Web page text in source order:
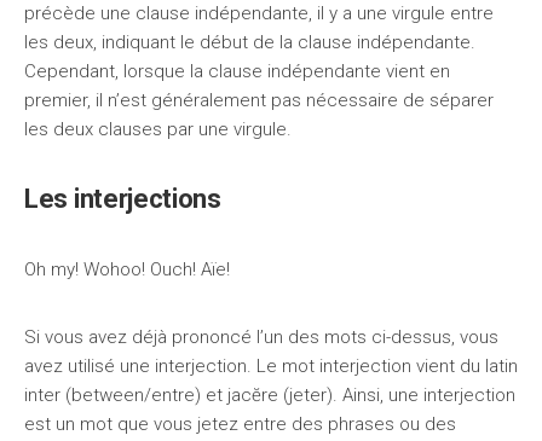
précède une clause indépendante, il y a une virgule entre
les deux, indiquant le début de la clause indépendante.
Cependant, lorsque la clause indépendante vient en
premier, il n’est généralement pas nécessaire de séparer
les deux clauses par une virgule.
Les interjections
Oh my! Wohoo! Ouch! Aïe!
Si vous avez déjà prononcé l’un des mots ci-dessus, vous
avez utilisé une interjection. Le mot interjection vient du latin
inter (between/entre) et jacĕre (jeter). Ainsi, une interjection
est un mot que vous jetez entre des phrases ou des